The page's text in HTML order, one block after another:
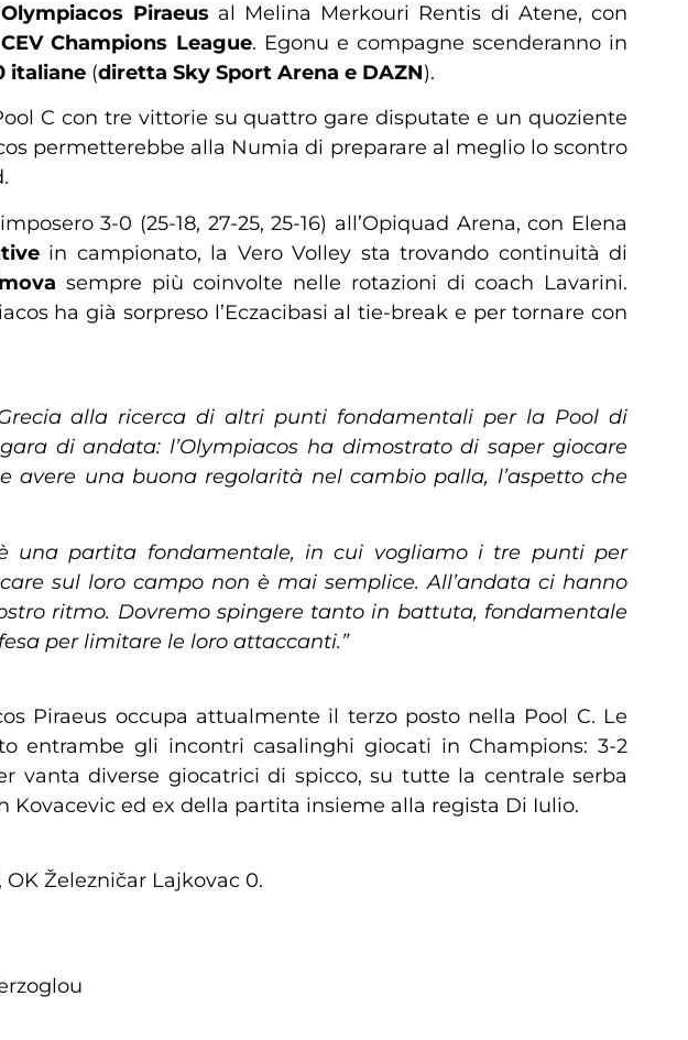
Olympiacos Piraeus al Melina Merkouri Rentis di Atene, con
CEV Champions League. Egonu e compagne scenderanno in
italiane (diretta Sky Sport Arena e DAZN).
C con tre vittorie su quattro gare disputate e un quoziente
permetterebbe alla Numia di preparare al meglio lo scontro
3-0 (25-18, 27-25, 25-16) all’Opiquad Arena, con Elena
in campionato, la Vero Volley sta trovando continuità di
sempre più coinvolte nelle rotazioni di coach Lavarini.
ha già sorpreso l’Eczacibasi al tie-break e per tornare con
alla ricerca di altri punti fondamentali per la Pool di
di andata: l’Olympiacos ha dimostrato di saper giocare
una buona regolarità nel cambio palla, l’aspetto che
una partita fondamentale, in cui vogliamo i tre punti per
sul loro campo non è mai semplice. All’andata ci hanno
ritmo. Dovremo spingere tanto in battuta, fondamentale
per limitare le loro attaccanti.”
Piraeus occupa attualmente il terzo posto nella Pool C. Le
entrambe gli incontri casalinghi giocati in Champions: 3-2
vanta diverse giocatrici di spicco, su tutte la centrale serba
ed ex della partita insieme alla regista Di Iulio.
Železničar Lajkovac 0.